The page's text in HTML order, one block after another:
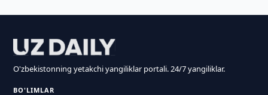
O'zbekistonning yetakchi yangiliklar portali. 24/7 yangiliklar.
BO'LIMLAR